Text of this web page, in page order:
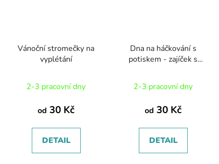
Vánoční stromečky na
vyplétání
2-3 pracovní dny
od 30 Kč
DETAIL
Dna na háčkování s
potiskem - zajíček s
2-3 pracovní dny
od 30 Kč
DETAIL